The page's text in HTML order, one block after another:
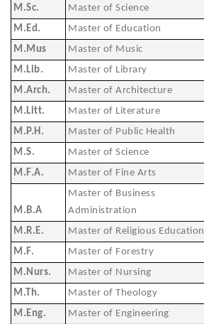
M.Sc. Master of Science
M.Ed.
Master of Education
M.Mus
Master of Music
M.Lib.
Master of Library
M.Arch.
Master of Architecture
M.Litt.
Master of Literature
M.P.H.
Master of Public Health
M.S.
Master of Science
M.F.A.
Master of Fine Arts
M.B.A
Master of Business
Administration
M.R.E.
Master of Religious Education
M.F.
Master of Forestry
M.Nurs.
Master of Nursing
M.Th.
Master of Theology
M.Eng.
Master of Engineering